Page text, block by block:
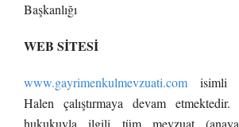
Başkanlığı
WEB SİTESİ
www.gayrimenkulmevzuati.com isimli
Halen çalıştırmaya devam
hukukuyla ilgili tüm mevzuat